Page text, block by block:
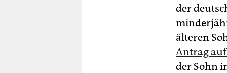
der
älteren
Antrag
der Sohn